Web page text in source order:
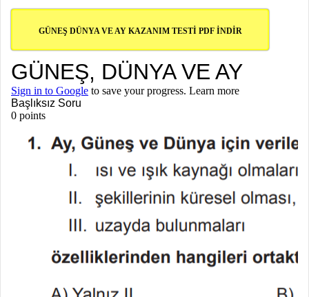
GÜNEŞ DÜNYA VE AY KAZANIM TESTİ PDF İNDİR